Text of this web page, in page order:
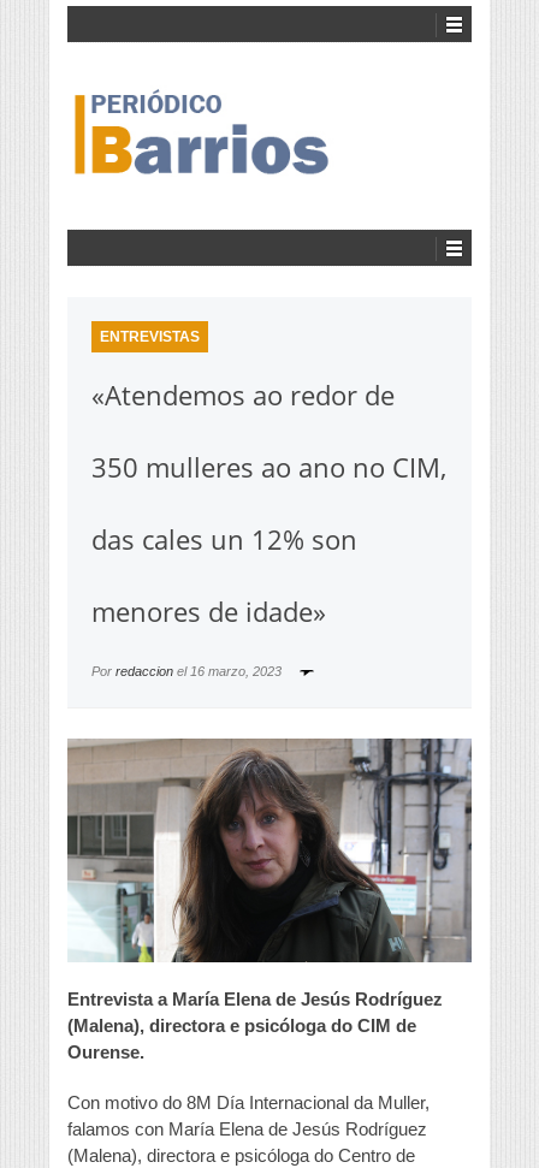
ENTREVISTAS
«Atendemos ao redor de
350 mulleres ao ano no CIM,
das cales un 12% son
menores de idade»
Por redaccion el 16 marzo, 2023
Entrevista a María Elena de Jesús Rodríguez
(Malena), directora e psicóloga do CIM de
Ourense.
Con motivo do 8M Día Internacional da Muller,
falamos con María Elena de Jesús Rodríguez
(Malena), directora e psicóloga do Centro de